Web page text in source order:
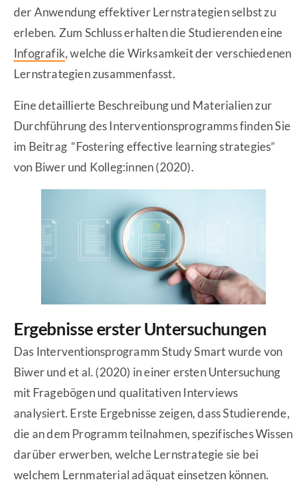
der Anwendung effektiver Lernstrategien selbst zu
erleben. Zum Schluss erhalten die Studierenden eine
Infografik, welche die Wirksamkeit der verschiedenen
Lernstrategien zusammenfasst.
Eine detaillierte Beschreibung und Materialien zur
Durchführung des Interventionsprogramms finden Sie
im Beitrag “Fostering effective learning strategies”
von Biwer und Kolleg:innen (2020).
Ergebnisse erster Untersuchungen
Das Interventionsprogramm Study Smart wurde von
Biwer und et al. (2020) in einer ersten Untersuchung
mit Fragebögen und qualitativen Interviews
analysiert. Erste Ergebnisse zeigen, dass Studierende,
die an dem Programm teilnahmen, spezifisches Wissen
darüber erwerben, welche Lernstrategie sie bei
welchem Lernmaterial adäquat einsetzen können.